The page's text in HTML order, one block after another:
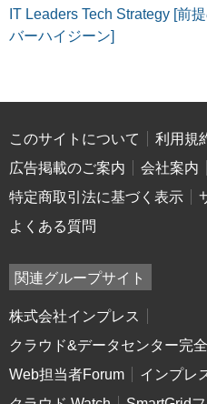
IT Leaders Tech Strategy [前
バーハイジーン]
このサイトについて 利用規
広告掲載のご案内
会社案内
特定商取引法に基づく表示
よくある質問
関連グループサイト
株式会社インプレス
クラウド&データセンター完
Web担当者Forum
インプレ